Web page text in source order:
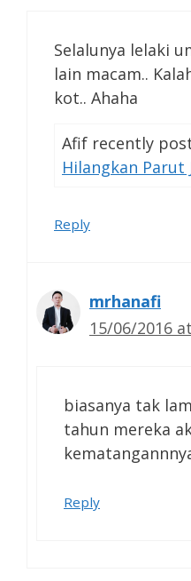
Selalunya lelaki
lain macam..
kot.. Ahaha
Afif recently
Hilangkan Parut
Reply
mrhanafi
15/06/2016
biasanya tak
tahun mereka
Reply